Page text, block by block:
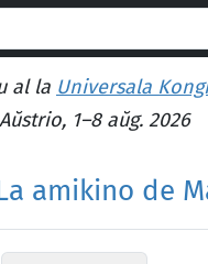
al la Universala
Aŭstrio, 1–8 aŭg. 2026
amikino de